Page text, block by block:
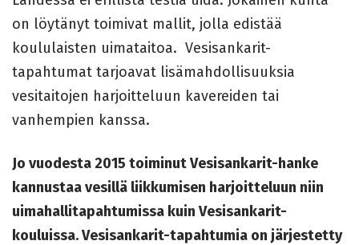
on löytänyt toimivat mallit, jolla edistää
koululaisten uimataitoa. Vesisankarit-
tapahtumat tarjoavat lisämahdollisuuksia
vesitaitojen harjoitteluun kavereiden tai
vanhempien kanssa.
Jo vuodesta 2015 toiminut Vesisankarit-hanke
kannustaa vesillä liikkumisen harjoitteluun niin
uimahallitapahtumissa kuin Vesisankarit-
kouluissa. Vesisankarit-tapahtumia on järjestetty